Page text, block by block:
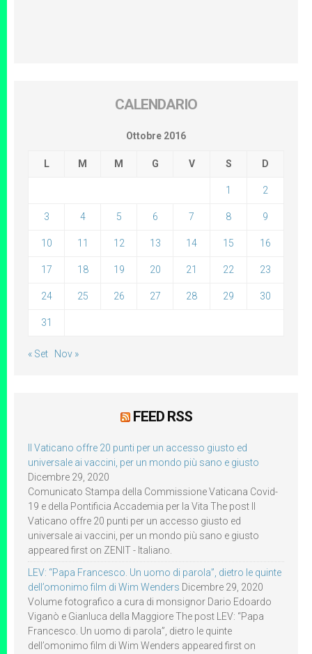
CALENDARIO
Ottobre 2016
L M M G V S D
1 2
3 4 5 6 7 8 9
10 11 12 13 14 15 16
17 18 19 20 21 22 23
24 25 26 27 28 29 30
31
« Set Nov »
FEED RSS
Il Vaticano offre 20 punti per un accesso giusto ed
universale ai vaccini, per un mondo più sano e giusto
Dicembre 29, 2020
Comunicato Stampa della Commissione Vaticana Covid-
19 e della Pontificia Accademia per la Vita The post Il
Vaticano offre 20 punti per un accesso giusto ed
universale ai vaccini, per un mondo più sano e giusto
appeared first on ZENIT - Italiano.
LEV: “Papa Francesco. Un uomo di parola”, dietro le quinte
dell’omonimo film di Wim Wenders Dicembre 29, 2020
Volume fotografico a cura di monsignor Dario Edoardo
Viganò e Gianluca della Maggiore The post LEV: “Papa
Francesco. Un uomo di parola”, dietro le quinte
dell’omonimo film di Wim Wenders appeared first on